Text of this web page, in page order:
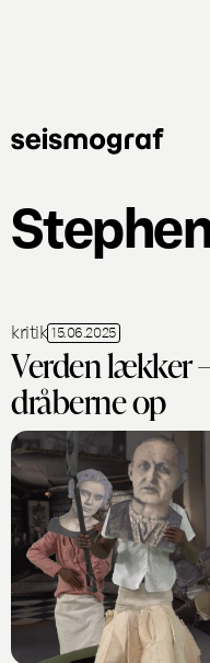
kritik 15.06.2025
Verden lækker
dråberne op